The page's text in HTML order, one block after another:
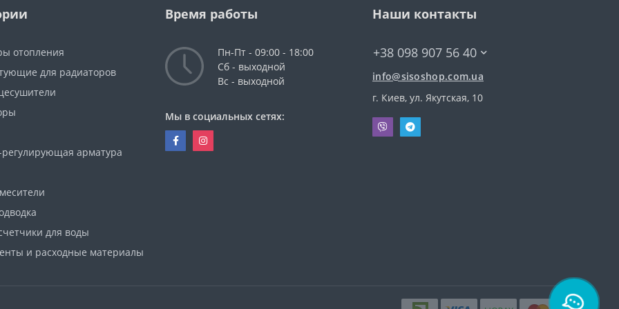
отопления
для радиаторов
арматура
для воды
и расходные материалы
Время работы
Пн-Пт - 09:00 - 18:00
Сб - выходной
Вс - выходной
Мы в социальных сетях:
Наши контакты
+38 098 907 56 40
info@sisoshop.com.ua
г. Киев, ул. Якутская, 10